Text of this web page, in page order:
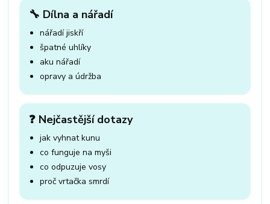
🔧 Dílna a nářadí
nářadí jiskří
špatné uhlíky
aku nářadí
opravy a údržba
❓ Nejčastější dotazy
jak vyhnat kunu
co funguje na myši
co odpuzuje vosy
proč vrtačka smrdí